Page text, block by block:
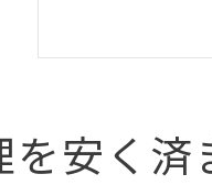
口コミ
無料見
遺品整
不用品回収
安く済